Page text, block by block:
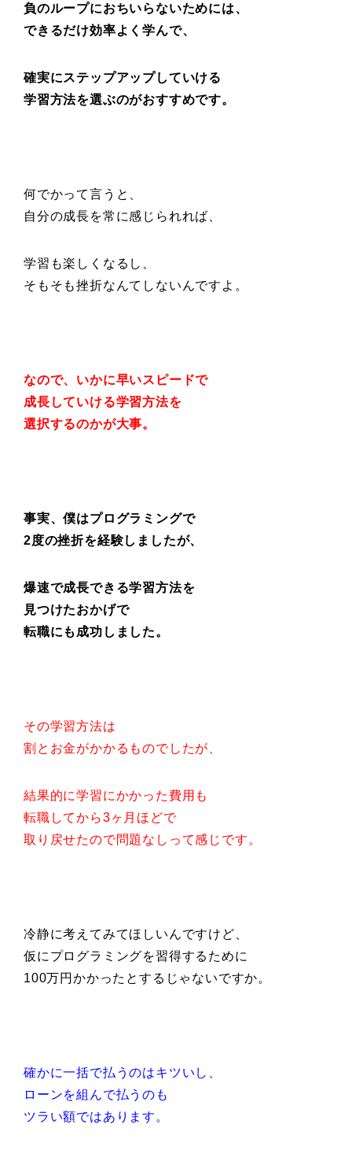
負のループにおちいらないためには、
できるだけ効率よく学んで、
確実にステップアップしていける
学習方法を選ぶのがおすすめです。
何でかって言うと、
自分の成長を常に感じられれば、
学習も楽しくなるし、
そもそも挫折なんてしないんですよ。
なので、いかに早いスピードで
成長していける学習方法を
選択するのかが大事。
事実、僕はプログラミングで
2度の挫折を経験しましたが、
爆速で成長できる学習方法を
見つけたおかげで
転職にも成功しました。
その学習方法は
割とお金がかかるものでしたが、
結果的に学習にかかった費用も
転職してから3ヶ月ほどで
取り戻せたので問題なしって感じです。
冷静に考えてみてほしいんですけど、
仮にプログラミングを習得するために
100万円かかったとするじゃないですか。
確かに一括で払うのはキツいし、
ローンを組んで払うのも
ツラい額ではあります。